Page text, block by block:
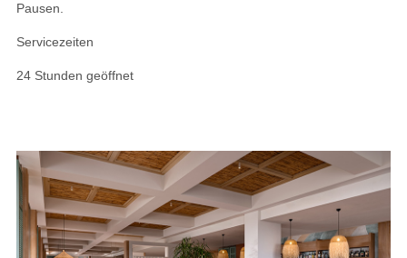
Pausen.
Servicezeiten
24 Stunden geöffnet